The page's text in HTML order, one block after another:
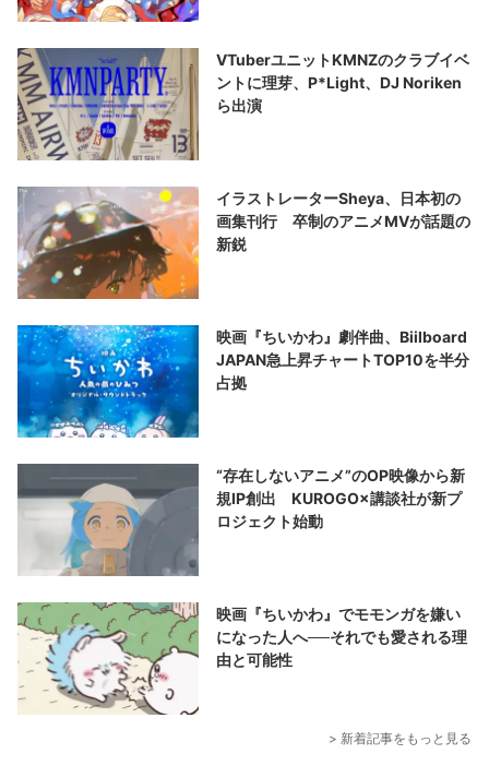
VTuberユニットKMNZのクラブイベ
ントに理芽、P*Light、DJ Noriken
ら出演
イラストレーターSheya、日本初の
画集刊行 卒制のアニメMVが話題の
新鋭
映画『ちいかわ』劇伴曲、Biilboard
JAPAN急上昇チャートTOP10を半分
占拠
“存在しないアニメ”のOP映像から新
規IP創出 KUROGO×講談社が新プ
ロジェクト始動
映画『ちいかわ』でモモンガを嫌い
になった人へ──それでも愛される理
由と可能性
> 新着記事をもっと見る